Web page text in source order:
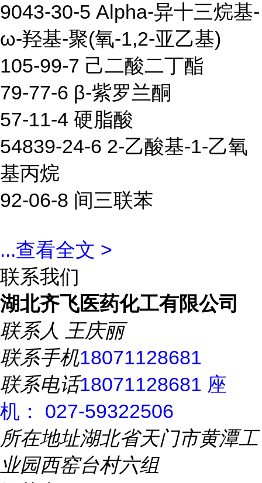
9043-30-5 Alpha-异十三烷基-
ω-羟基-聚(氧-1,2-亚乙基)
105-99-7 己二酸二丁酯
79-77-6 β-紫罗兰酮
57-11-4 硬脂酸
54839-24-6 2-乙酸基-1-乙氧
基丙烷
92-06-8 间三联苯
...查看全文 >
联系我们
湖北齐飞医药化工有限公司
联系人 王庆丽
联系手机18071128681
联系电话18071128681 座
机： 027-59322506
所在地址湖北省天门市黄潭工
业园西窑台村六组